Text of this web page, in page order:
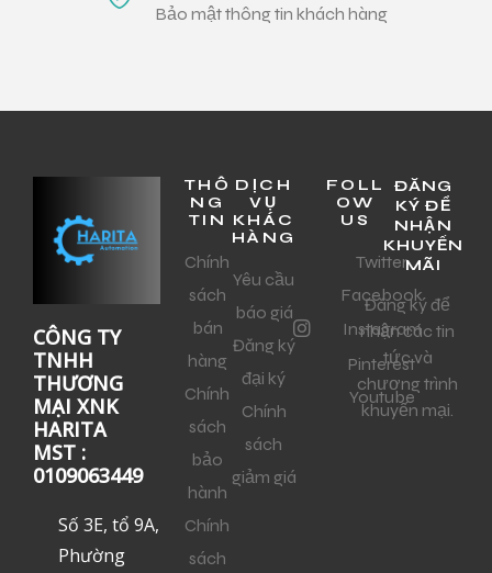
Bảo mật thông tin khách hàng
CÔNG TY
TNHH
THƯƠNG
MẠI XNK
HARITA
MST :
0109063449
Số 3E, tổ 9A,
Phường
THÔ
NG
TIN
Chính
sách
bán
hàng
Chính
sách
bảo
hành
Chính
sách
DỊCH
VỤ
KHÁC
HÀNG
Yêu cầu
báo giá
Đăng ký
đại ký
Chính
sách
giảm giá
FOLL
OW
US
Twitter
Facebook
Instagram
Pinterest
Youtube
ĐĂNG
KÝ ĐỂ
NHẬN
KHUYẾN
MÃI
Đăng ký để
nhận các tin
tức và
chương trình
khuyến mại.